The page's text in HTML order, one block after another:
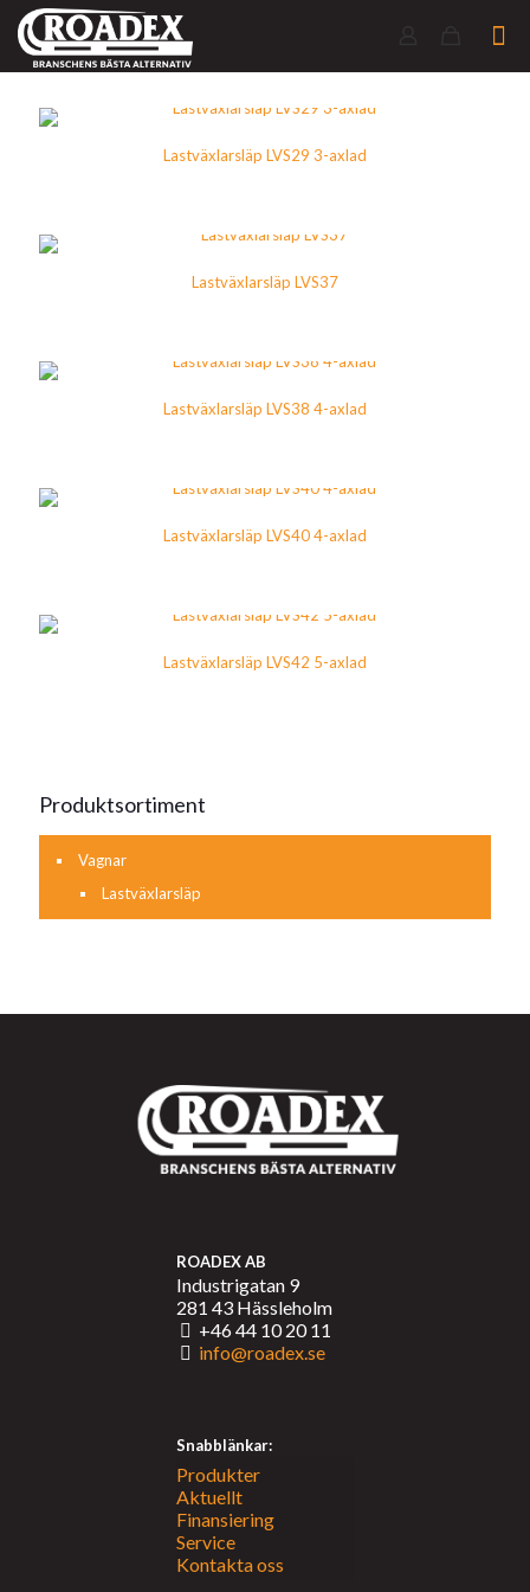
Lastväxlarsläp LVS29 3-axlad
Lastväxlarsläp LVS37
Lastväxlarsläp LVS38 4-axlad
Lastväxlarsläp LVS40 4-axlad
Lastväxlarsläp LVS42 5-axlad
Produktsortiment
Vagnar
Lastväxlarsläp
ROADEX AB
Industrigatan 9
281 43 Hässleholm
+46 44 10 20 11
info@roadex.se
Snabblänkar:
Produkter
Aktuellt
Finansiering
Service
Kontakta oss